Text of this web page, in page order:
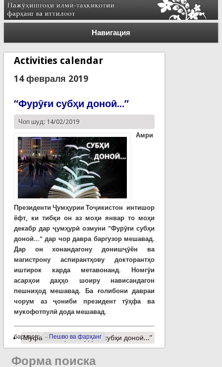
Навигация
Activities calendar
14 февраля 2019
“Фурӯғи субҳи доноӣ...”
Чоп шуд: 14/02/2019
Амри
Президенти Ҷумҳурии Тоҷикистон интишор
ёфт, ки тибқи он аз моҳи январ то моҳи
декабр дар ҷумҳурӣ озмуни "Фурӯғи субҳи
доноӣ..." дар чор давра баргузор мешавад.
Дар он хонандагону донишҷӯён ва
магистрону аспирантҳову докторантҳо
иштирок карда метавонанд. Номгӯи
асарҳои даҳҳо шоиру нависандагон
пешниҳод мешавад. Ба ғолибони давраи
чорум аз ҷониби президент тӯҳфа ва
мукофотпулӣ дода мешавад.
барчасп: Пешво ва фарҳанг
Муфассалтаро “Фурӯғи субҳи доноӣ...”
Форма поиска